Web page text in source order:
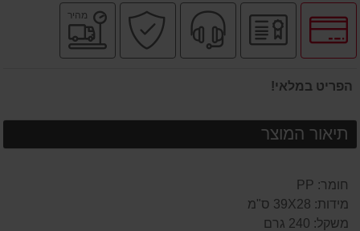
לחץ
לאפשרויות
תשלומים
יבואן
רשמי
שירות
מקצועי
קניה
בטוחה
מהיר
הפריט במלאי!
תיאור המוצר
חומר: PP
מידות: 39X28 ס"מ
משקל: 240 גרם